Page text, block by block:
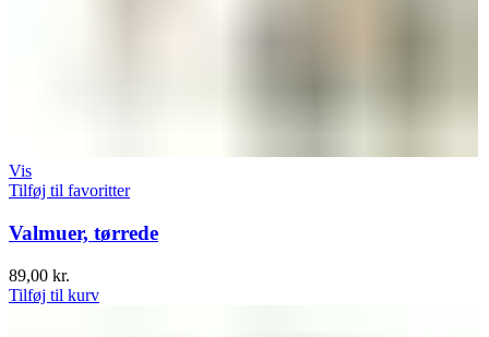
Vis
Tilføj til favoritter
Valmuer, tørrede
89,00 kr.
Tilføj til kurv